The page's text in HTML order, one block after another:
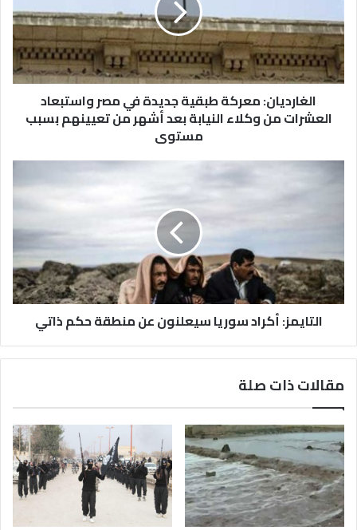
الغارديان: معركة طبقية جديدة في مصر واستبعاد
العشرات من وكلاء النيابة بعد أشهر من تعيينهم بسبب
مستوى
التايمز: أكراد سوريا سيعلنون عن منطقة حكم ذاتي
مقالات ذات صلة